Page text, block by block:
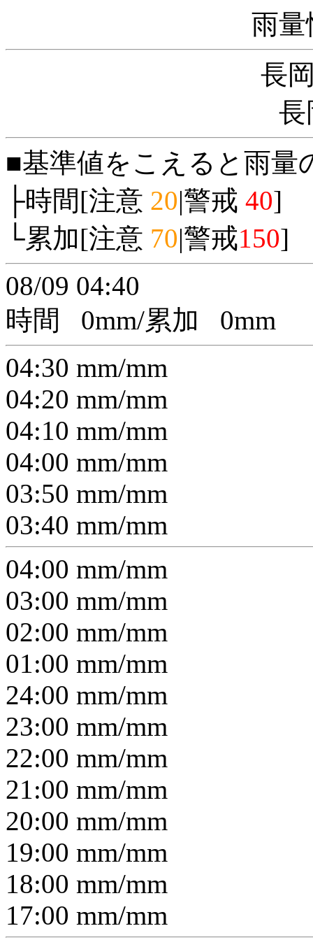
雨量
長
長
■基準値をこえると雨量
├時間[注意 20|警戒 40]
└累加[注意 70|警戒150]
08/09 04:40
時間
0mm/累加 0mm
04:30 mm/mm
04:20 mm/mm
04:10 mm/mm
04:00 mm/mm
03:50 mm/mm
03:40 mm/mm
04:00 mm/mm
03:00 mm/mm
02:00 mm/mm
01:00 mm/mm
24:00 mm/mm
23:00 mm/mm
22:00 mm/mm
21:00 mm/mm
20:00 mm/mm
19:00 mm/mm
18:00 mm/mm
17:00 mm/mm